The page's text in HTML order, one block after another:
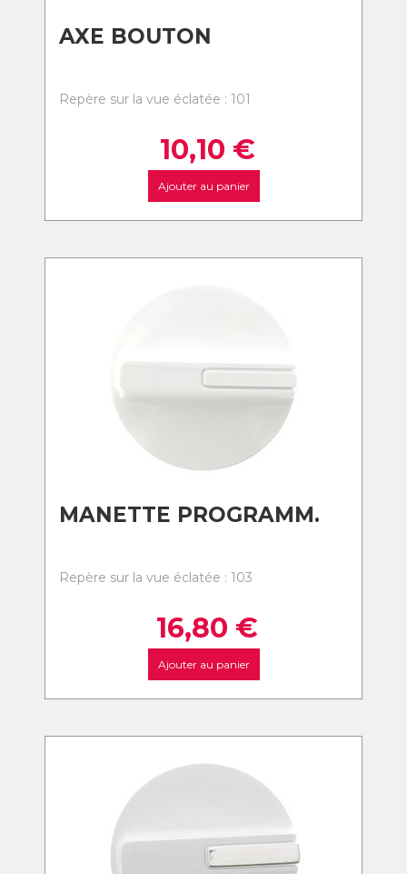
AXE BOUTON
Repère sur la vue éclatée : 101
10,10 €
Ajouter au panier
MANETTE PROGRAMM.
Repère sur la vue éclatée : 103
16,80 €
Ajouter au panier